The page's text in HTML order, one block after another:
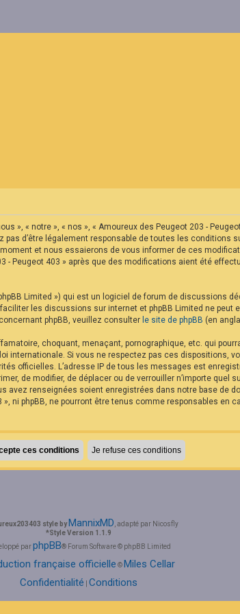
», « notre », « nos », « Amoureux des Peugeot 203 -
d’être légalement responsable de toutes les conditions
et nous essaierons de vous informer de ces
Peugeot 403 » après que des modifications aient été
Limited ») qui est un logiciel de forum de discussions
les discussions sur internet et phpBB Limited ne
phpBB, veuillez consulter le site de phpBB (en
choquant, menaçant, pornographique, etc. qui
internationale. Si vous ne respectez pas ces
officielles. L’adresse IP de tous les messages est
de modifier, de déplacer ou de verrouiller n’importe
avez renseignées soient enregistrées dans notre base de
ni phpBB, ne pourront être tenus comme responsables
style byMannixMD , adapté par Nicosfly
*Style Version 1.1.9
parphpBB® Forum Software © phpBB Limited
française officielle ©Miles Cellar
Confidentialité Conditions